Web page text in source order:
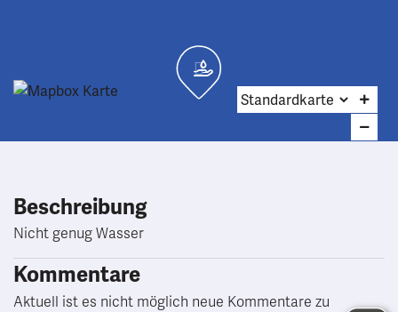
Beschreibung
Nicht genug Wasser
Kommentare
Aktuell ist es nicht möglich neue Kommentare zu